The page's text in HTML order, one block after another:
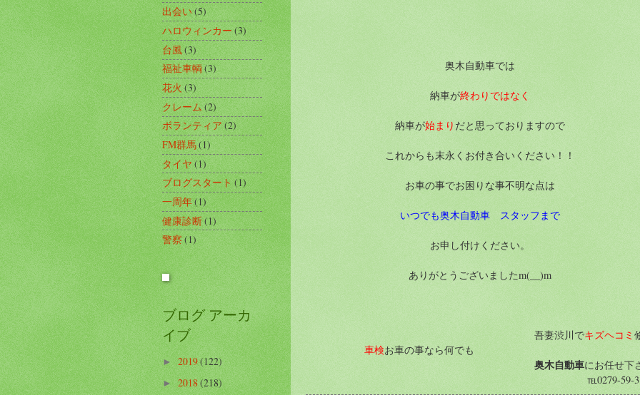
奥木自動車では
納車が終わりではなく
納車が始まり だと思っておりますので
これからも末永くお付き合いください！！
お車の事でお困りな事不明な点は
いつでも奥木自動車 スタッフまで
お申し付けください。
ありがとうございましたm(__)m
吾妻渋川でキズヘコミ
車検お車の事なら何で
奥木自動車にお任せ下
℡0279-59-
出会い(5)
ハロウィンカー(3)
台風(3)
福祉車輌(3)
花火(3)
クレーム(2)
ボランティア(2)
FM群馬(1)
タイヤ(1)
ブログスタート(1)
一周年(1)
健康診断(1)
警察(1)
ブログ アーカ
イブ
►2019(122)
► 2018(218)